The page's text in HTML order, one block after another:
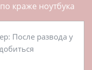
по краже ноутбука